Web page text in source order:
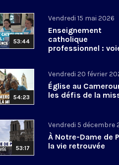
53:44
Vendredi 15 mai 2026
Enseignement
catholique
professionnel :
54:23
Vendredi 20 février
Église au
les défis de la
53:17
Vendredi 5 décembre
À Notre-Dame de
la vie retrouvée